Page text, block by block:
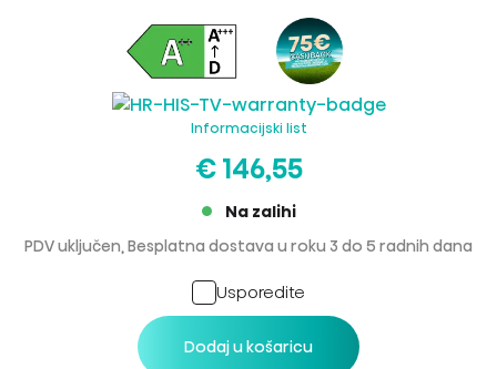
Informacijski list
€ 146,55
Na zalihi
PDV uključen, Besplatna dostava u roku 3 do 5 radnih dana
Usporedite
Dodaj u košaricu